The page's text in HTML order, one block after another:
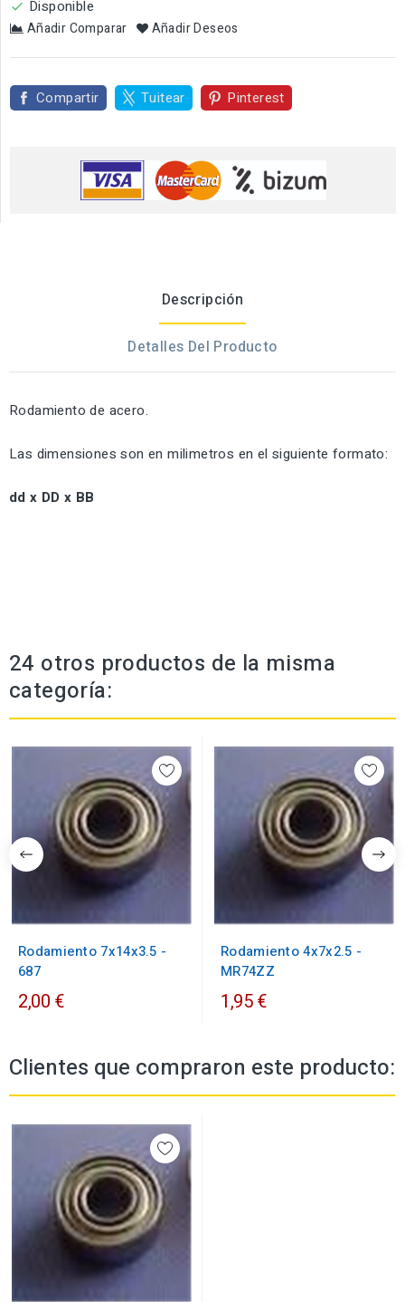
 Disponible
Añadir Comparar Añadir Deseos
Compartir Tuitear Pinterest
Descripción
Detalles Del Producto
Rodamiento de acero.
Las dimensiones son en milimetros en el siguiente formato:
dd x DD x BB
24 otros productos de la misma
categoría:
Rodamiento 7x14x3.5 -
687
2,00 €
Rodamiento 4x7x2.5 -
MR74ZZ
1,95 €
Clientes que compraron este producto: